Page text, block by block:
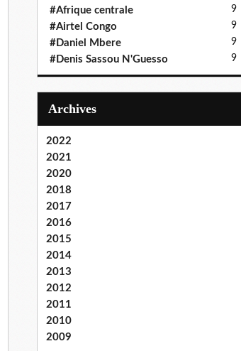
#Afrique centrale 9
#Airtel Congo 9
#Daniel Mbere 9
#Denis Sassou N'Guesso 9
Archives
2022
2021
2020
2018
2017
2016
2015
2014
2013
2012
2011
2010
2009